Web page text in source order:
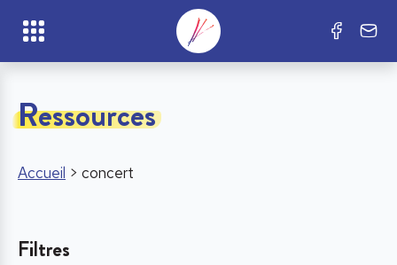
Ressources
Accueil > concert
Filtres